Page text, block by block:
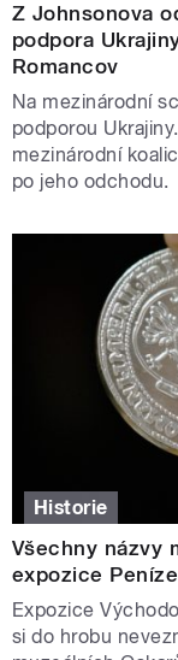
Z Johnsonova
podpora
Romancov
Na mezinárodní
podporou
mezinárodní
po jeho odchodu.
Historie
Všechny názvy
expozice
Expozice
si do hrobu